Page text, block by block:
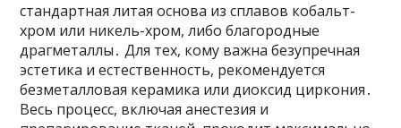
стандартная литая основа из сплавов кобальт-
хром или никель-хром, либо благородные
драгметаллы․ Для тех, кому важна безупречная
эстетика и естественность, рекомендуется
безметалловая керамика или диоксид циркония․
Весь процесс, включая анестезия и